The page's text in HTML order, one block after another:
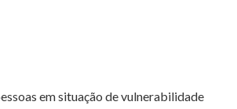
em situação de vulnerabilidade